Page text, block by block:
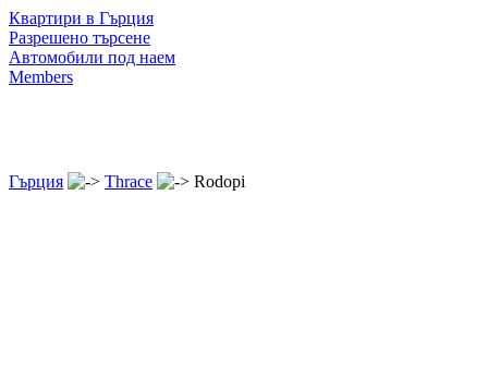
Квартири в Гърция
Разрешено търсене
Автомобили под наем
Members
Гърция Thrace Rodopi